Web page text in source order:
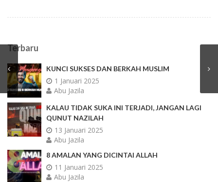
Terbaru
KUNCI SUKSES DAN BERKAH MUSLIM
1 Januari 2025
Abu Jazila
KALAU TIDAK SUKA INI TERJADI, JANGAN LAGI
QUNUT NAZILAH
13 Januari 2025
Abu Jazila
8 AMALAN YANG DICINTAI ALLAH
11 Januari 2025
Abu Jazila